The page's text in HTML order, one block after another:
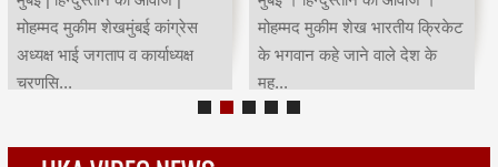
मोहम्मद मुकीम शेखमुंबई कांग्रेस
अध्यक्ष भाई जगताप व कार्याध्यक्ष
चरणसि...
मोहम्मद मुकीम शेख भारतीय क्रिकेट
के भगवान कहे जाने वाले देश के
मह...